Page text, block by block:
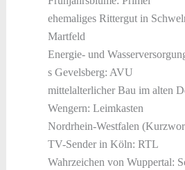
ehemaliges Rittergut in
Martfeld
Energie- und
s Gevelsberg: AVU
mittelalterlicher Bau im alten
Wengern: Leimkasten
Nordrhein-Westfalen
TV-Sender in Köln: RTL
Wahrzeichen von Wuppertal: